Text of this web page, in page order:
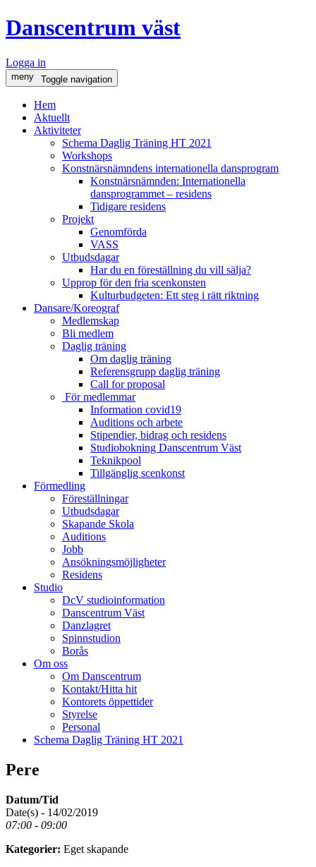
Danscentrum väst
Logga in
meny Toggle navigation
Hem
Aktuellt
Aktiviteter
Schema Daglig Träning HT 2021
Workshops
Konstnärsnämndens internationella dansprogram
Konstnärsnämnden: Internationella
dansprogrammet – residens
Tidigare residens
Projekt
Genomförda
VASS
Utbudsdagar
Har du en föreställning du vill sälja?
Upprop för den fria scenkonsten
Kulturbudgeten: Ett steg i rätt riktning
Dansare/Koreograf
Medlemskap
Bli medlem
Daglig träning
Om daglig träning
Referensgrupp daglig träning
Call for proposal
För medlemmar
Information covid19
Auditions och arbete
Stipendier, bidrag och residens
Studiobokning Danscentrum Väst
Teknikpool
Tillgänglig scenkonst
Förmedling
Föreställningar
Utbudsdagar
Skapande Skola
Auditions
Jobb
Ansökningsmöjligheter
Residens
Studio
DcV studioinformation
Danscentrum Väst
Danzlagret
Spinnstudion
Borås
Om oss
Om Danscentrum
Kontakt/Hitta hit
Kontorets öppettider
Styrelse
Personal
Schema Daglig Träning HT 2021
Pere
Datum/Tid
Date(s) - 14/02/2019
07:00 - 09:00
Kategorier: Eget skapande